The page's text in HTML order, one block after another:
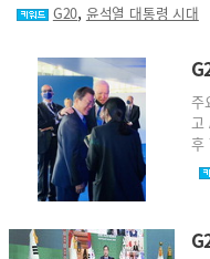
G20, 윤석열 대통령 시대
주
고
후